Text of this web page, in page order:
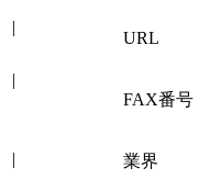
URL
FAX番号
業界